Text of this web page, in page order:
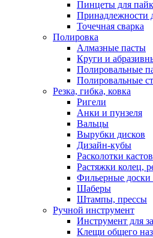
Пинцеты для
Принадлежности
Точечная сварка
Полировка
Алмазные пасты
Круги и
Полировальные
Полировальные
Резка, гибка, ковка
Ригели
Анки и пунзеля
Вальцы
Вырубки дисков
Дизайн-кубы
Расколотки кастов
Растяжки колец,
Фильерные доски
Шаберы
Штампы, прессы
Ручной инструмент
Инструмент для
Клещи общего